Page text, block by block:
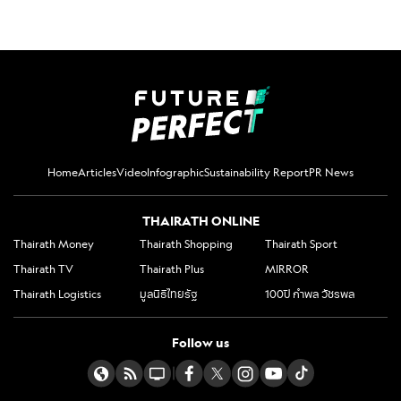
HomeArticlesVideoInfographicSustainability ReportPR News
THAIRATH ONLINE
Thairath Money Thairath Shopping
Thairath Sport
Thairath TV
Thairath Plus
MIRROR
Thairath Logistics
มูลนิธิไทยรัฐ 100ปี กำพล วัชรพล
Follow us
|